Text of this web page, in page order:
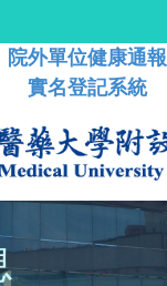
院外單位健康通報
實名登記系統